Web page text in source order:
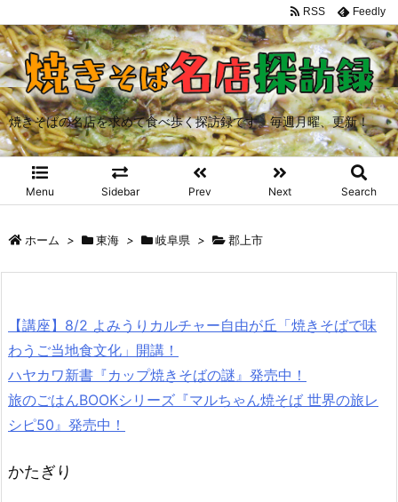
焼きそばの名店を求めて食べ歩く探訪録です。毎週月曜、更新！
Menu Sidebar Prev Next Search
RSS Feedly
ホーム > 東海 > 岐阜県 > 郡上市
【講座】8/2 よみうりカルチャー自由が丘「焼きそばで味
わうご当地食文化」開講！
ハヤカワ新書『カップ焼きそばの謎』発売中！
旅のごはんBOOKシリーズ『マルちゃん焼そば 世界の旅レ
シピ50』発売中！
かたぎり